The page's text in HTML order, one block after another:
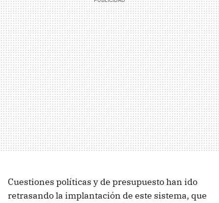
Cuestiones políticas y de presupuesto han ido
retrasando la implantación de este sistema, que